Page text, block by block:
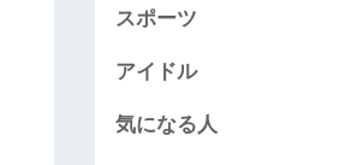
スポーツ
アイドル
気になる人